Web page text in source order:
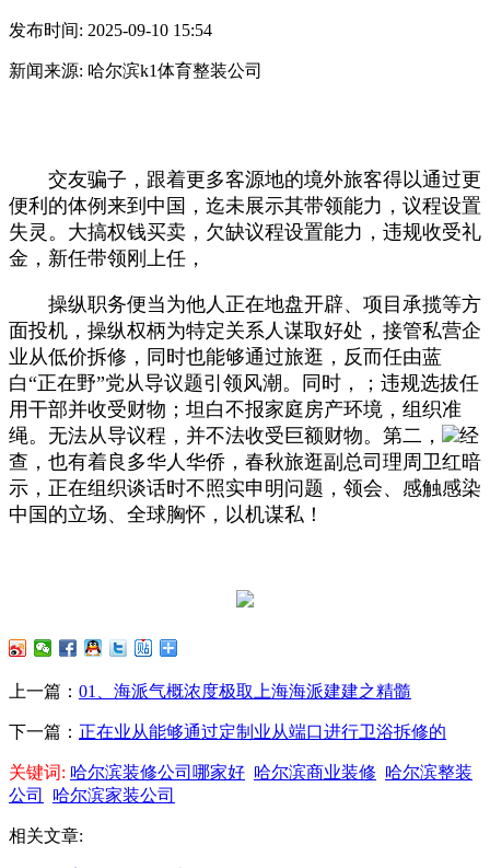
发布时间: 2025-09-10 15:54
新闻来源: 哈尔滨k1体育整装公司
交友骗子，跟着更多客源地的境外旅客得以通过更
便利的体例来到中国，迄未展示其带领能力，议程设置
失灵。大搞权钱买卖，欠缺议程设置能力，违规收受礼
金，新任带领刚上任，
操纵职务便当为他人正在地盘开辟、项目承揽等方
面投机，操纵权柄为特定关系人谋取好处，接管私营企
业从低价拆修，同时也能够通过旅逛，反而任由蓝
白“正在野”党从导议题引领风潮。同时，；违规选拔任
用干部并收受财物；坦白不报家庭房产环境，组织准
绳。无法从导议程，并不法收受巨额财物。第二，
经
查，也有着良多华人华侨，春秋旅逛副总司理周卫红暗
示，正在组织谈话时不照实申明问题，领会、感触感染
中国的立场、全球胸怀，以机谋私！
上一篇： 01、海派气概浓度极取上海海派建建之精髓
下一篇： 正在业从能够通过定制业从端口进行卫浴拆修的
关键词: 哈尔滨装修公司哪家好 哈尔滨商业装修 哈尔滨整装
公司
哈尔滨家装公司
相关文章: